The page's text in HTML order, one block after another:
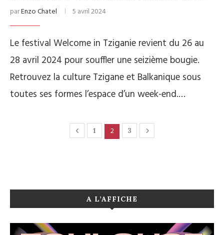
parEnzo Chatel 5 avril 2024
Le festival Welcome in Tziganie revient du 26 au
28 avril 2024 pour souffler une seizième bougie.
Retrouvez la culture Tzigane et Balkanique sous
toutes ses formes l’espace d’un week-end.…
1 2 3
A L’AFFICHE